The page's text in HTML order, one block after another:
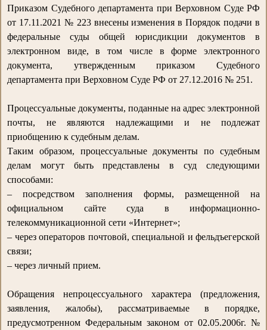
Приказом Судебного департамента при Верховном Суде РФ
от 17.11.2021 № 223 внесены изменения в Порядок подачи в
федеральные суды общей юрисдикции документов в
электронном виде, в том числе в форме электронного
документа, утвержденным приказом Судебного
департамента при Верховном Суде РФ от 27.12.2016 № 251.
Процессуальные документы, поданные на адрес электронной
почты, не являются надлежащими и не подлежат
приобщению к судебным делам.
Таким образом, процессуальные документы по судебным
делам могут быть представлены в суд следующими
способами:
– посредством заполнения формы, размещенной на
официальном сайте суда в информационно-
телекоммуникационной сети «Интернет»;
– через операторов почтовой, специальной и фельдъегерской
связи;
– через личный прием.
Обращения непроцессуального характера (предложения,
заявления, жалобы), рассматриваемые в порядке,
предусмотренном Федеральным законом от 02.05.2006г. №